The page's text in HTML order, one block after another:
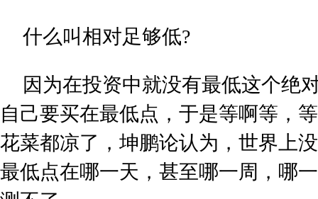
什么叫相对足够低?
因为在投资中就没有最低这个绝
自己要买在最低点，于是等啊等，
花菜都凉了，坤鹏论认为，世界上
最低点在哪一天，甚至哪一周，哪